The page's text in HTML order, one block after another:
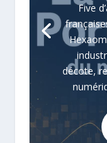
Five
décote,